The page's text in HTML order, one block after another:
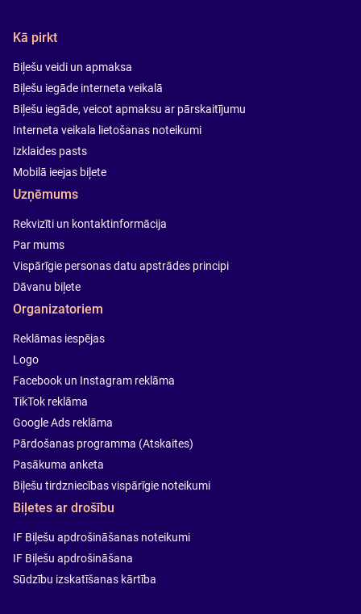
Kā pirkt
Biļešu veidi un apmaksa
Biļešu iegāde interneta veikalā
Biļešu iegāde, veicot apmaksu ar pārskaitījumu
Interneta veikala lietošanas noteikumi
Izklaides pasts
Mobilā ieejas biļete
Uzņēmums
Rekvizīti un kontaktinformācija
Par mums
Vispārīgie personas datu apstrādes principi
Dāvanu biļete
Organizatoriem
Reklāmas iespējas
Logo
Facebook un Instagram reklāma
TikTok reklāma
Google Ads reklāma
Pārdošanas programma (Atskaites)
Pasākuma anketa
Biļešu tirdzniecības vispārīgie noteikumi
Biļetes ar drošību
IF Biļešu apdrošināšanas noteikumi
IF Biļešu apdrošināšana
Sūdzību izskatīšanas kārtība